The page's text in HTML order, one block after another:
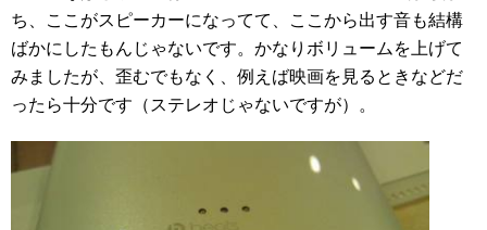
ち、ここがスピーカーになってて、ここから出す音も結構
ばかにしたもんじゃないです。かなりボリュームを上げて
みましたが、歪むでもなく、例えば映画を見るときなどだ
ったら十分です（ステレオじゃないですが）。